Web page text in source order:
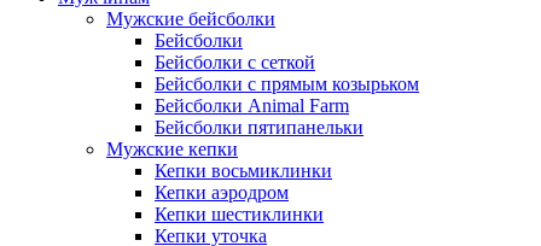
Мужские бейсболки
Бейсболки
Бейсболки с сеткой
Бейсболки с прямым козырьком
Бейсболки Animal Farm
Бейсболки пятипанельки
Мужские кепки
Кепки восьмиклинки
Кепки аэродром
Кепки шестиклинки
Кепки уточка